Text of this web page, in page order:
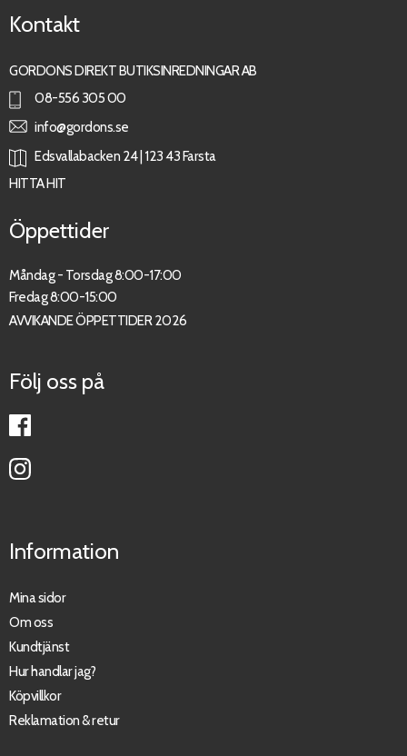
Kontakt
GORDONS DIREKT BUTIKSINREDNINGAR AB
08-556 305 00
info@gordons.se
Edsvallabacken 24 | 123 43 Farsta
HITTA HIT
Öppettider
Måndag - Torsdag 8:00-17:00
Fredag 8:00-15:00
AVVIKANDE ÖPPETTIDER 2026
Följ oss på
Information
Mina sidor
Om oss
Kundtjänst
Hur handlar jag?
Köpvillkor
Reklamation & retur